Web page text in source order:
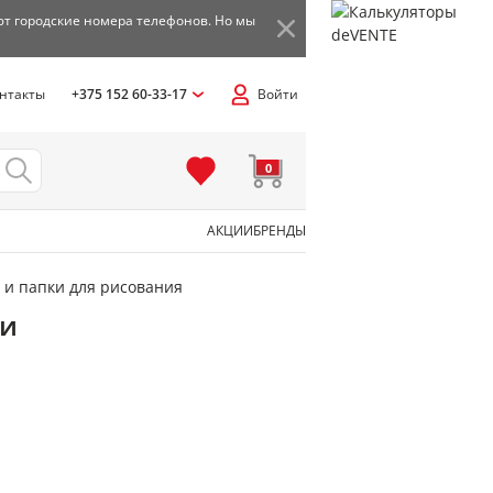
городские номера телефонов. Но мы
+375 152 60-33-17 Войти
0
АКЦИИБРЕНДЫ
папки для рисования